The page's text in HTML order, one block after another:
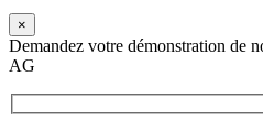
×
Demandez votre démonstration de
AG